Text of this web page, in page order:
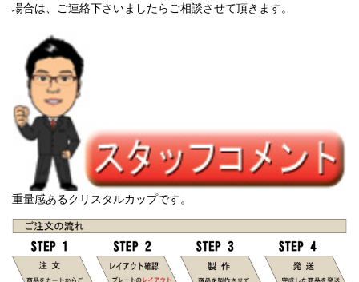
場合は、ご連絡下さいましたらご相談させて頂きます。
重量感あるクリスタルカップです。